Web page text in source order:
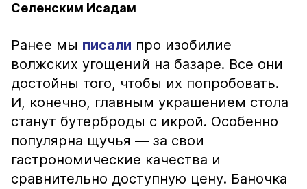
Селенским Исадам
Ранее мы писали про изобилие
волжских угощений на базаре. Все они
достойны того, чтобы их попробовать.
И, конечно, главным украшением стола
станут бутерброды с икрой. Особенно
популярна щучья — за свои
гастрономические качества и
сравнительно доступную цену. Баночка